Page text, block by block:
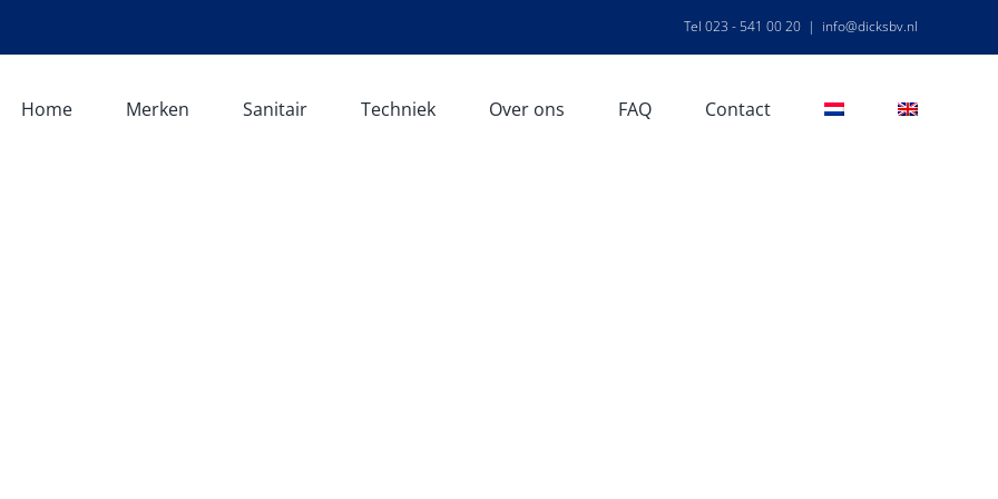
Tel 023 - 541 00 20 | info@dicksbv.nl
Home Merken Sanitair Techniek Over ons FAQ Contact